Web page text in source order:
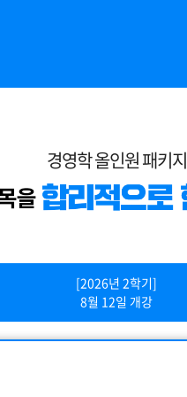
경영학 올인원 패키지
[2026년 2학기]
8월 12일 개강